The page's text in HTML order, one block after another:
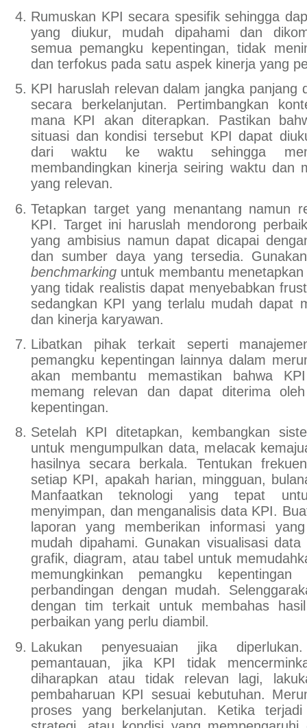
Rumuskan KPI secara spesifik sehingga
yang diukur, mudah dipahami dan
semua pemangku kepentingan, tidak
dan terfokus pada satu aspek kinerja yang
KPI haruslah relevan dalam jangka panjang
secara berkelanjutan. Pertimbangkan
mana KPI akan diterapkan. Pastikan
situasi dan kondisi tersebut KPI dapat
dari waktu ke waktu sehingga
membandingkan kinerja seiring waktu dan
yang relevan.
Tetapkan target yang menantang namun
KPI. Target ini haruslah mendorong
yang ambisius namun dapat dicapai
dan sumber daya yang tersedia.
benchmarking untuk membantu
yang tidak realistis dapat menyebabkan
sedangkan KPI yang terlalu mudah dapat
dan kinerja karyawan.
Libatkan pihak terkait seperti
pemangku kepentingan lainnya dalam
akan membantu memastikan bahwa
memang relevan dan dapat diterima
kepentingan.
Setelah KPI ditetapkan, kembangkan
untuk mengumpulkan data, melacak
hasilnya secara berkala. Tentukan
setiap KPI, apakah harian, mingguan,
Manfaatkan teknologi yang tepat
menyimpan, dan menganalisis data KPI.
laporan yang memberikan informasi
mudah dipahami. Gunakan visualisasi
grafik, diagram, atau tabel untuk
memungkinkan pemangku
perbandingan dengan mudah.
dengan tim terkait untuk membahas
perbaikan yang perlu diambil.
Lakukan penyesuaian jika
pemantauan, jika KPI tidak
diharapkan atau tidak relevan lagi,
pembaharuan KPI sesuai kebutuhan.
proses yang berkelanjutan. Ketika